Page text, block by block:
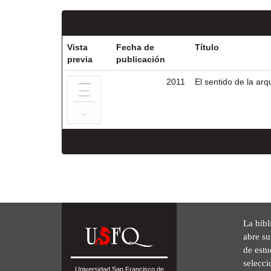
Vista
previa
Fecha de
publicación
Título
2011 El sentido de la
Universidad San Francisco de
La
abre
de